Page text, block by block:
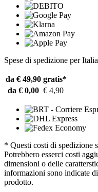
Spese di spedizione per Italia
da € 49,90 gratis*
da € 0,00 € 4,90
* Questi costi di spedizione
Potrebbero esserci costi
dimensioni o delle
informazioni sono indicate
prodotto.